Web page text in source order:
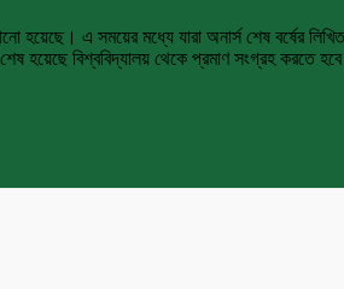
হয়েছে। এ সময়ের মধ্যে যারা অনার্স শেষ বর্ষের
হয়েছে বিশ্ববিদ্যালয় থেকে প্রমাণ সংগ্রহ করতে